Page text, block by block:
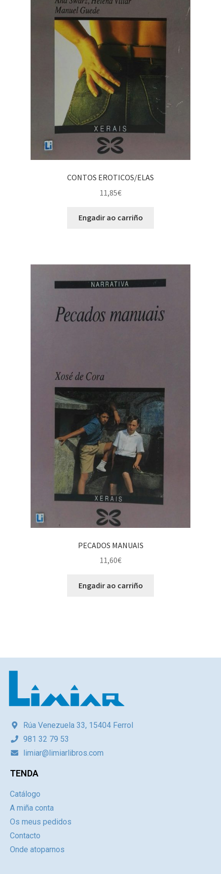
CONTOS EROTICOS/ELAS
11,85€
Engadir ao carriño
PECADOS MANUAIS
11,60€
Engadir ao carriño
Rúa Venezuela 33, 15404 Ferrol
981 32 79 53
limiar@limiarlibros.com
TENDA
Catálogo
A miña conta
Os meus pedidos
Contacto
Onde atoparnos